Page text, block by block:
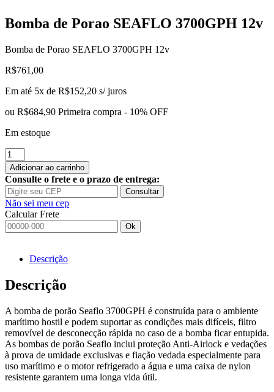
Bomba de Porao SEAFLO 3700GPH 12v
Bomba de Porao SEAFLO 3700GPH 12v
R$761,00
Em até 5x de R$152,20 s/ juros
ou R$684,90 Primeira compra - 10% OFF
Em estoque
Bomba
de
Porao
SEAFLO
3700GPH
12v
quantidade
Adicionar ao carrinho
Consulte o frete e o prazo de entrega:
Consultar
Não sei meu cep
Calcular Frete
Ok
Descrição
Descrição
A bomba de porão Seaflo 3700GPH é construída para o ambiente
marítimo hostil e podem suportar as condições mais difíceis, filtro
removível de desconecção rápida no caso de a bomba ficar entupida.
As bombas de porão Seaflo inclui proteção Anti-Airlock e vedações
à prova de umidade exclusivas e fiação vedada especialmente para
uso marítimo e o motor refrigerado a água e uma caixa de nylon
resistente garantem uma longa vida útil.